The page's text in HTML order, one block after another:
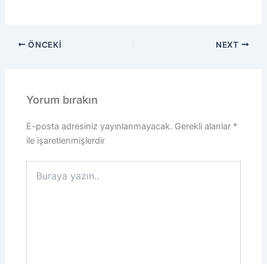
ÖNCEKI NEXT
Yorum bırakın
E-posta adresiniz yayınlanmayacak. Gerekli alanlar *
ile işaretlenmişlerdir
yazın..